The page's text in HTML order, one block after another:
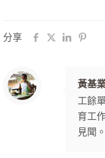
分享
黃基
工餘
育工
見聞。